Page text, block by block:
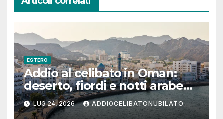
ESTERO
Addio al celibato in Oman:
deserto, fiordi e notti arabe
tra Muscat e Musandam
LUG 24, 2026 ADDIOCELIBATONUBILATO